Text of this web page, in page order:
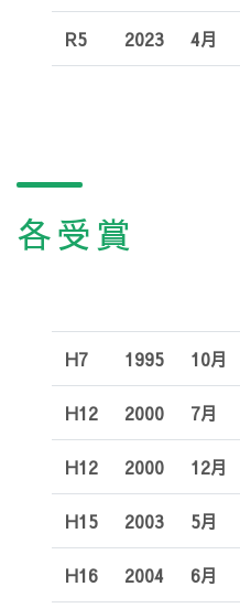
R5 2023 4月
各受賞
H7 1995 10月
H12 2000 7月
H12 2000 12月
H15 2003 5月
H16 2004 6月